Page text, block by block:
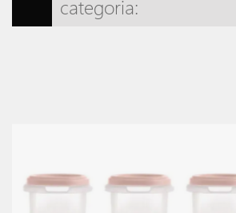
categoria: